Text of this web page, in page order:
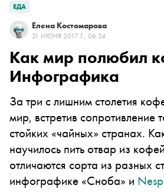
ЕДА
Елена Костомарова
21 ИЮНЯ 2017 Г., 06:34
Как мир полюбил
Инфографика
За три с лишним столетия
мир, встретив сопротивление
стойких «чайных» странах.
научилось пить отвар из
отличаются сорта из разных
инфографике «Сноба» и